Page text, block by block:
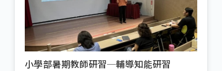
小學部暑期教師研習─輔導知能研習